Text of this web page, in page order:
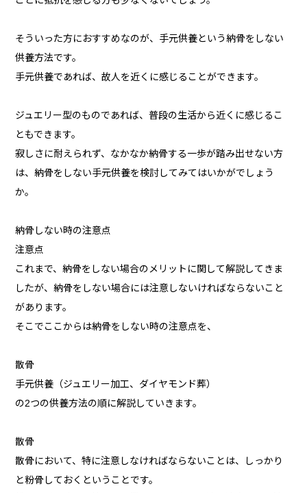
そういった方におすすめなのが、手元供養という納骨をしない
供養方法です。
手元供養であれば、故人を近くに感じることができます。
ジュエリー型のものであれば、普段の生活から近くに感じるこ
ともできます。
寂しさに耐えられず、なかなか納骨する一歩が踏み出せない方
は、納骨をしない手元供養を検討してみてはいかがでしょう
か。
納骨しない時の注意点
注意点
これまで、納骨をしない場合のメリットに関して解説してきま
したが、納骨をしない場合には注意しないければならないこと
があります。
そこでここからは納骨をしない時の注意点を、
散骨
手元供養（ジュエリー加工、ダイヤモンド葬）
の2つの供養方法の順に解説していきます。
散骨
散骨において、特に注意しなければならないことは、しっかり
と粉骨しておくということです。